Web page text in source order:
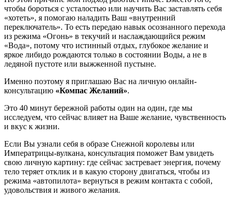
чтобы бороться с усталостью или научить Вас заставлять себя
«хотеть», я помогаю наладить Ваш «внутренний
переключатель». То есть передаю навык осознанного перехода
из режима «Огонь» в текучий и наслаждающийся режим
«Вода», потому что истинный отдых, глубокое желание и
яркое либидо рождаются только в состоянии Воды, а не в
ледяной пустоте или выжженной пустыне.
Именно поэтому я приглашаю Вас на личную онлайн-
консультацию «Компас Желаний».
Это 40 минут бережной работы один на один, где мы
исследуем, что сейчас влияет на Ваше желание, чувственность
и вкус к жизни.
Если Вы узнали себя в образе Снежной королевы или
Императрицы-вулкана, консультация поможет Вам увидеть
свою личную картину: где сейчас застревает энергия, почему
тело теряет отклик и в какую сторону двигаться, чтобы из
режима «автопилота» вернуться в режим контакта с собой,
удовольствия и живого желания.